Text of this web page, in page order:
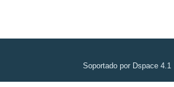
Soportado por Dspace 4.1